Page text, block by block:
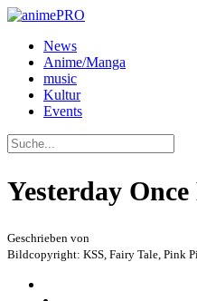
News
Anime/Manga
music
Kultur
Events
Yesterday
Geschrieben von
Bildcopyright: KSS, Fairy Tale, Pink